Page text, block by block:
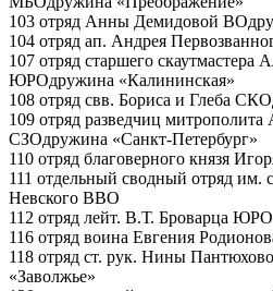
103 отряд Анны Демидовой ВО
104 отряд ап. Андрея
107 отряд старшего скаутмастера
ЮРОдружина «Калининская»
108 отряд свв. Бориса и Глеба СКО
109 отряд разведчиц
СЗОдружина «Санкт-Петербург»
110 отряд благоверного князя
111 отдельный сводный отряд им.
Невского ВВО
112 отряд лейт. В.Т. Броварца ЮРО
116 отряд воина Евгения
118 отряд ст. рук. Нины
«Заволжье»